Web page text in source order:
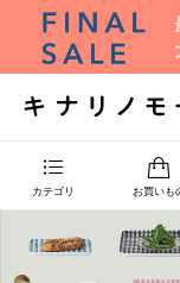
カテゴリ お買いも